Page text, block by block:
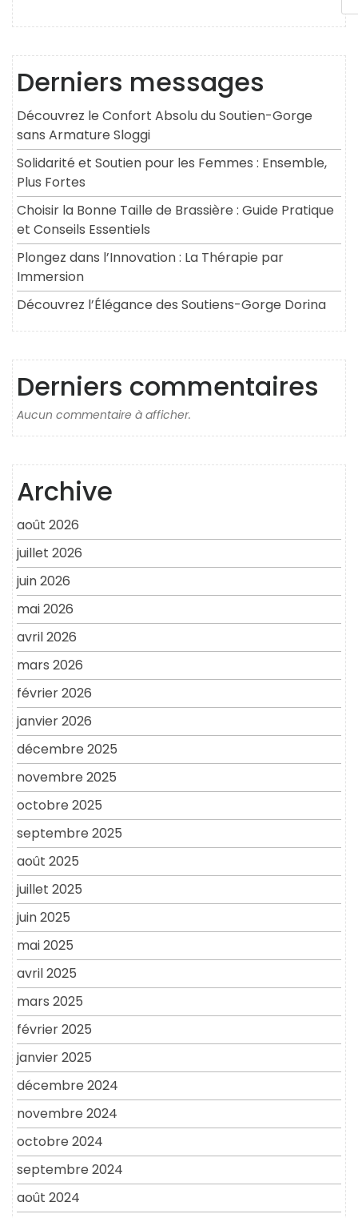
Derniers messages
Découvrez le Confort Absolu du Soutien-Gorge
sans Armature Sloggi
Solidarité et Soutien pour les Femmes : Ensemble,
Plus Fortes
Choisir la Bonne Taille de Brassière : Guide Pratique
et Conseils Essentiels
Plongez dans l’Innovation : La Thérapie par
Immersion
Découvrez l’Élégance des Soutiens-Gorge Dorina
Derniers commentaires
Aucun commentaire à afficher.
Archive
août 2026
juillet 2026
juin 2026
mai 2026
avril 2026
mars 2026
février 2026
janvier 2026
décembre 2025
novembre 2025
octobre 2025
septembre 2025
août 2025
juillet 2025
juin 2025
mai 2025
avril 2025
mars 2025
février 2025
janvier 2025
décembre 2024
novembre 2024
octobre 2024
septembre 2024
août 2024